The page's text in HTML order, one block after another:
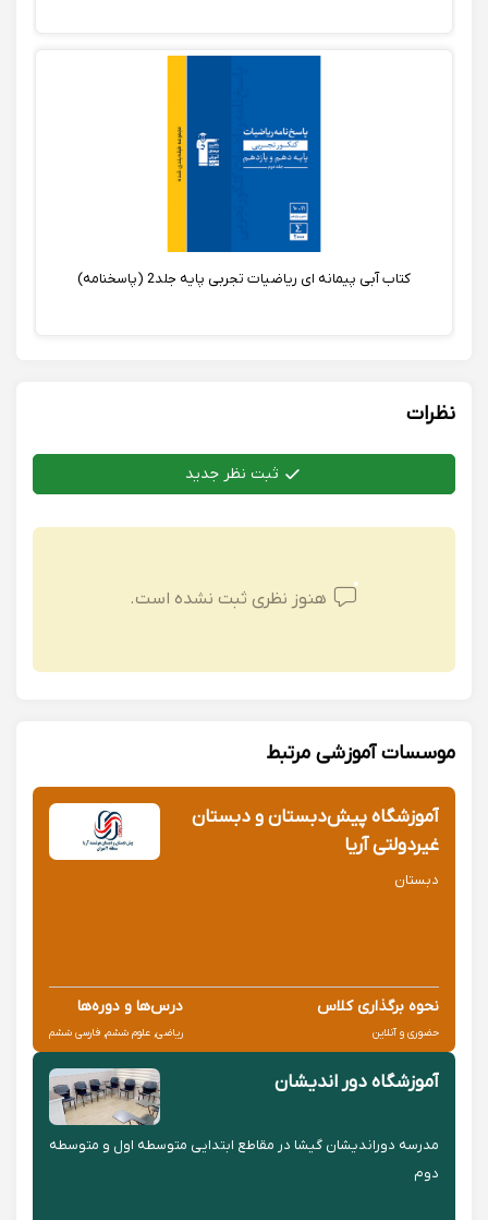
کتاب آبی پیمانه ای ریاضیات تجربی پایه جلد2 (پاسخنامه)
نظرات
ثبت نظر جدید
هنوز نظری ثبت نشده است.
موسسات آموزشی مرتبط
آموزشگاه پیش‌دبستان و دبستان
غیردولتی آریا
دبستان
نحوه برگذاری کلاس
حضوری و آنلاین
درس‌ها و دوره‌ها
ریاضی, علوم ششم, فارسی ششم
آموزشگاه دور اندیشان
مدرسه دوراندیشان گیشا در مقاطع ابتدایی متوسطه اول و متوسطه
دوم